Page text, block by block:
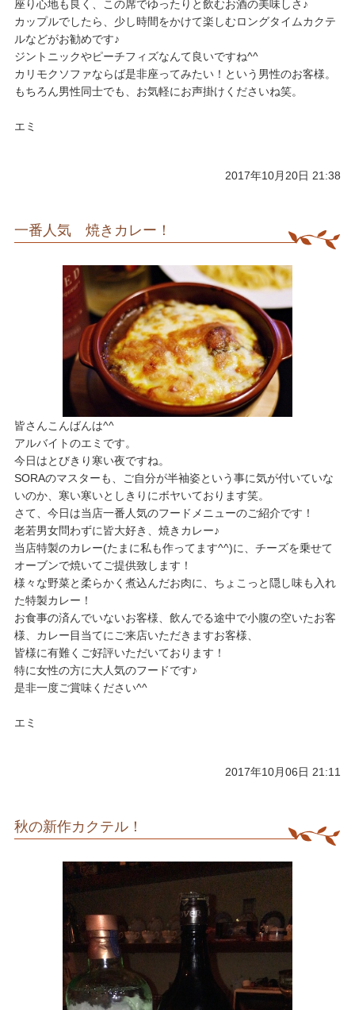
​座り心地も良く、この席でゆったりと飲むお酒の美味しさ♪
​カップルでしたら、少し時間をかけて楽しむロングタイムカクテ
ルなどがお勧めです♪
​ジントニックやピーチフィズなんて良いですね^^
​カリモクソファならば是非座ってみたい！という男性のお客様。
​もちろん男性同士でも、お気軽にお声掛けくださいね笑。
エミ
2017年10月20日 21:38
一番人気 焼きカレー！
皆さんこんばんは^^
​アルバイトのエミです。
今日はとびきり寒い夜ですね。
​SORAのマスターも、ご自分が半袖姿という事に気が付いていな
いのか、寒い寒いとしきりにボヤいております笑。
​さて、今日は当店一番人気のフードメニューのご紹介です！
​老若男女問わずに皆大好き、焼きカレー♪
​当店特製のカレー(たまに私も作ってます^^)に、チーズを乗せて
オーブンで焼いてご提供致します！
​様々な野菜と柔らかく煮込んだお肉に、ちょこっと隠し味も入れ
た特製カレー！
​お食事の済んでいないお客様、飲んでる途中で小腹の空いたお客
様、カレー目当てにご来店いただきますお客様、
​皆様に有難くご好評いただいております！
特に女性の方に大人気のフードです♪
是非一度ご賞味ください^^
​エミ
2017年10月06日 21:11
秋の新作カクテル！